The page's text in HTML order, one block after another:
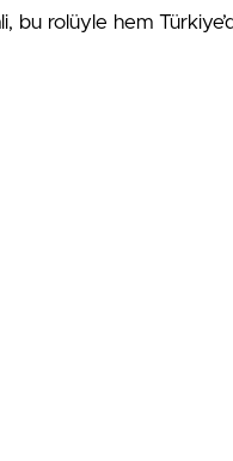
bu rolüyle hem